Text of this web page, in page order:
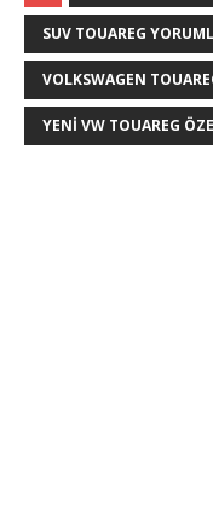
SUV TOUAREG
VOLKSWAGEN
YENI VW TOUAREG